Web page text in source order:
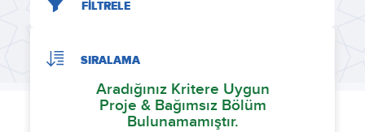
FİLTRELE
SIRALAMA
Aradığınız Kritere Uygun
Proje & Bağımsız Bölüm
Bulunamamıştır.